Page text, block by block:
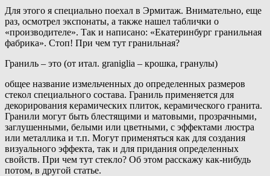
Для этого я специально поехал в Эрмитаж. Внимательно, еще
раз, осмотрел экспонаты, а также нашел таблички о
«производителе». Так и написано: «Екатеринбург гранильная
фабрика». Стоп! При чем тут гранильная?
Граниль – это (от итал. graniglia – крошка, гранулы)
общее название измельченных до определенных размеров
стекол специального состава. Граниль применяется для
декорирования керамических плиток, керамического гранита.
Гранили могут быть блестящими и матовыми, прозрачными,
заглушенными, белыми или цветными, с эффектами люстра
или металлика и т.п. Могут применяться как для создания
визуального эффекта, так и для придания определенных
свойств. При чем тут стекло? Об этом расскажу как-нибудь
потом, в другой статье.